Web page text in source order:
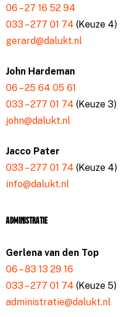
06 – 27 16 52 94
033 – 277 01 74 (Keuze 4)
gerard@dalukt.nl
John Hardeman
06 – 25 64 05 61
033 – 277 01 74 (Keuze 3)
john@dalukt.nl
Jacco Pater
033 – 277 01 74 (Keuze 4)
info@dalukt.nl
Administratie
Gerlena van den Top
06 – 83 13 29 16
033 – 277 01 74 (Keuze 5)
administratie@dalukt.nl